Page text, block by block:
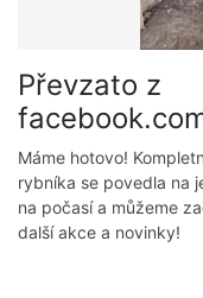
Převzato z
Máme hotovo!
rybníka se povedla na
na počasí a můžeme
další akce a novinky!